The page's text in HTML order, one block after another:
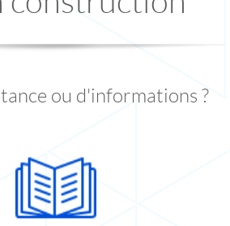
ou d'informations ?